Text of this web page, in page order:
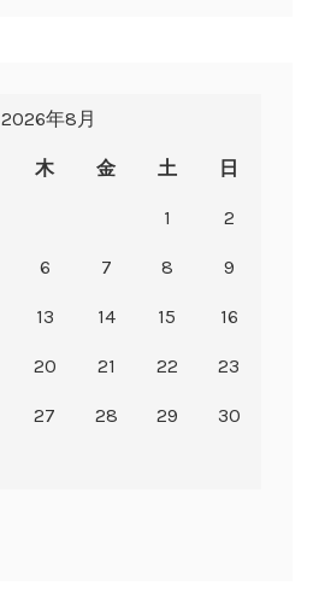
2026年8月
木 金 土 日
1 2
6 7 8 9
13 14 15 16
20 21 22 23
27 28 29 30